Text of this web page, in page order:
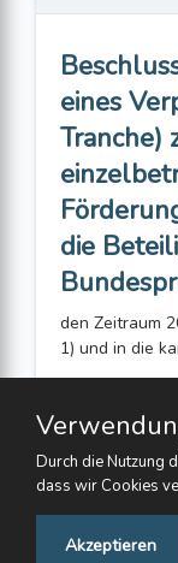
eines
Tranche)
die
den Zeitraum
1) und in die
Durch die Nutzung
dass wir Cookies
Akzeptieren